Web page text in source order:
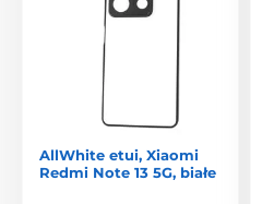
AllWhite etui, Xiaomi
Redmi Note 13 5G, białe